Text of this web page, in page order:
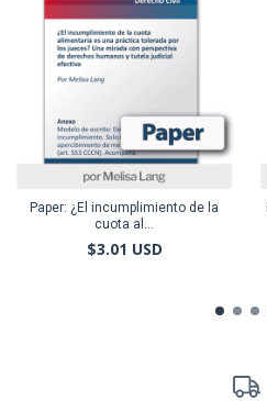
Paper: ¿El incumplimiento de la
cuota al...
$3.01 USD